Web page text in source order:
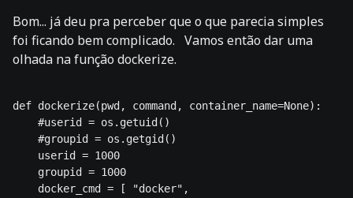
Bom... já deu pra perceber que o que parecia simples
foi ficando bem complicado. Vamos então dar uma
olhada na função dockerize.
def dockerize(pwd, command, container_name=None):
    #userid = os.getuid()
    #groupid = os.getgid()
    userid = 1000
    groupid = 1000
    docker_cmd = [ "docker",